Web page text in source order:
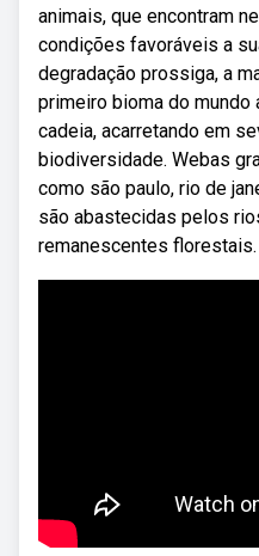
animais, que encontram
condições favoráveis a
degradação prossiga, a
primeiro bioma do mundo
cadeia, acarretando em
biodiversidade. Webas
como são paulo, rio de
são abastecidas pelos
remanescentes florestais.